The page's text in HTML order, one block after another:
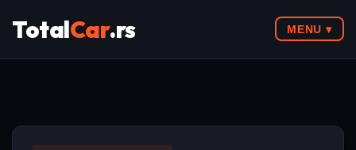
TotalCar.rs MENU ▾